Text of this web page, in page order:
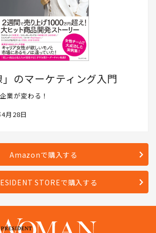
」のマーケティング入門
業が変わる！
月28日
Amazonで購入する
STOREで購入する